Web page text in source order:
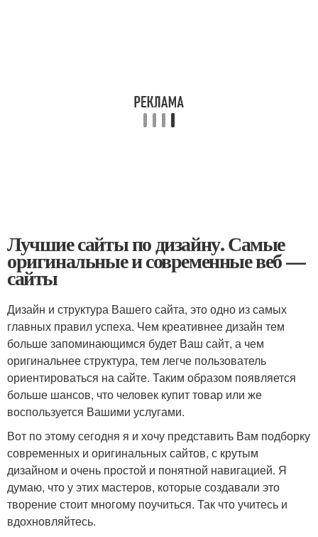
Лучшие сайты по дизайну. Самые
оригинальные и современные веб —
сайты
Дизайн и структура Вашего сайта, это одно из самых
главных правил успеха. Чем креативнее дизайн тем
больше запоминающимся будет Ваш сайт, а чем
оригинальнее структура, тем легче пользователь
ориентироваться на сайте. Таким образом появляется
больше шансов, что человек купит товар или же
воспользуется Вашими услугами.
Вот по этому сегодня я и хочу представить Вам подборку
современных и оригинальных сайтов, с крутым
дизайном и очень простой и понятной навигацией. Я
думаю, что у этих мастеров, которые создавали это
творение стоит многому поучиться. Так что учитесь и
вдохновляйтесь.